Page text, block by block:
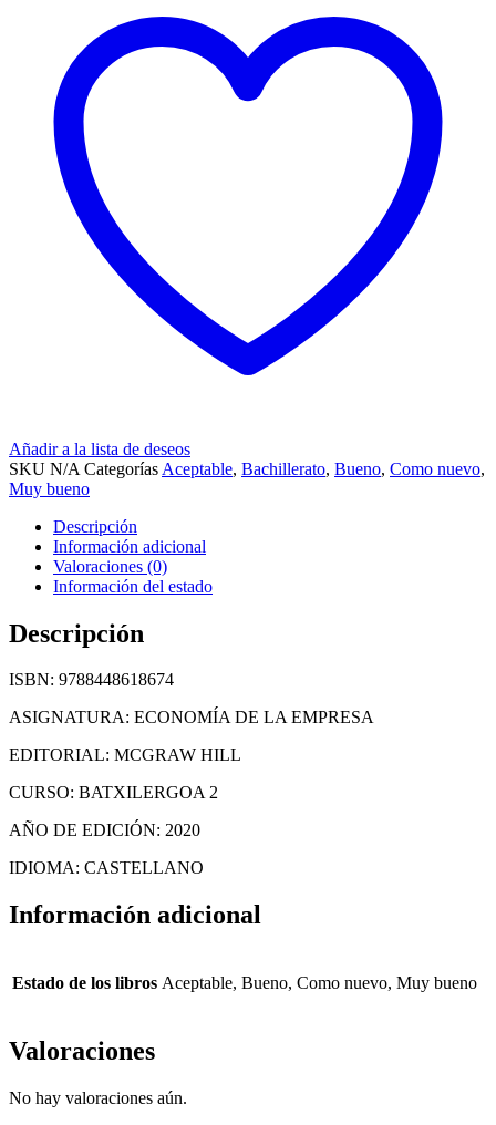
Añadir a la lista de deseos
SKU N/A Categorías Aceptable, Bachillerato, Bueno, Como nuevo,
Muy bueno
Descripción
Información adicional
Valoraciones (0)
Información del estado
Descripción
ISBN: 9788448618674
ASIGNATURA: ECONOMÍA DE LA EMPRESA
EDITORIAL: MCGRAW HILL
CURSO: BATXILERGOA 2
AÑO DE EDICIÓN: 2020
IDIOMA: CASTELLANO
Información adicional
Estado de los libros Aceptable, Bueno, Como nuevo, Muy bueno
Valoraciones
No hay valoraciones aún.